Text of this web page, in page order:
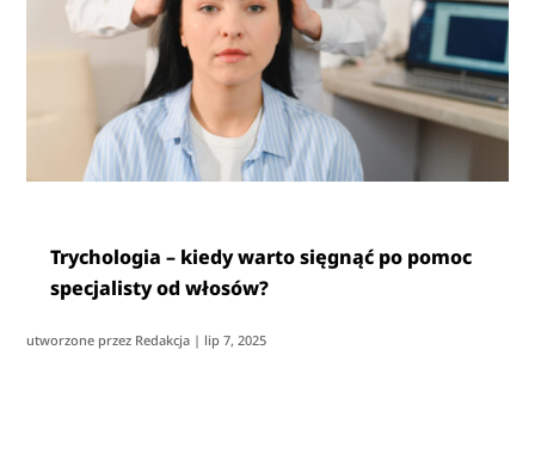
Trychologia – kiedy warto sięgnąć po pomoc
specjalisty od włosów?
utworzone przez Redakcja | lip 7, 2025